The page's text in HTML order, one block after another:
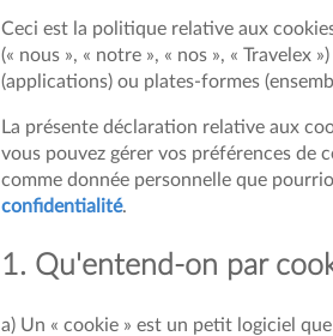
Ceci est la politique relative aux
(« nous », « notre », « nos », «
(applications) ou plates-formes
La présente déclaration relative aux
vous pouvez gérer vos préférences de
comme donnée personnelle que
confidentialité.
1. Qu'entend-on par
a) Un « cookie » est un petit logiciel